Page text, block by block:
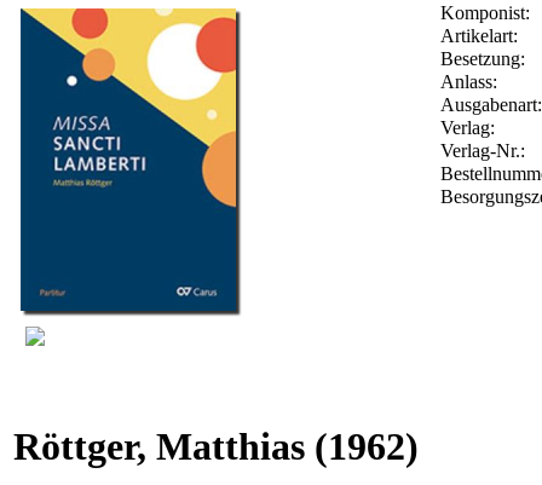
Komponist:
Artikelart:
Besetzung:
Anlass:
Ausgabenart:
Verlag:
Verlag-Nr.:
Röttger, Matthias (1962)